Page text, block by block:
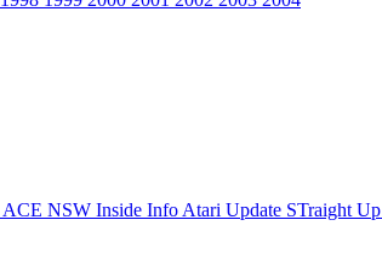
ACE NSW Inside Info Atari Update STraight Up